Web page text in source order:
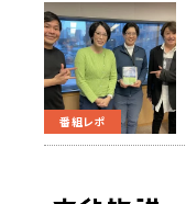
番組レポ